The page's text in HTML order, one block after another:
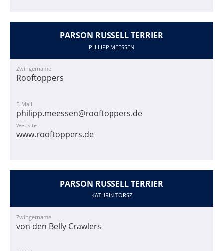
PARSON RUSSELL TERRIER
PHILIPP MEESSEN
Zwingername
Rooftoppers
E-Mail
philipp.meessen@rooftoppers.de
Website
www.rooftoppers.de
PARSON RUSSELL TERRIER
KATHRIN TORSZ
Zwingername
von den Belly Crawlers